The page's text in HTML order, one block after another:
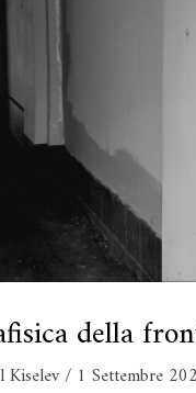
della
Kiselev/ 1 Settembre